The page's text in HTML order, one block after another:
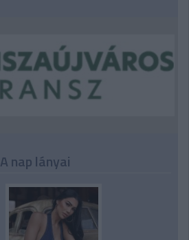
A nap lányai